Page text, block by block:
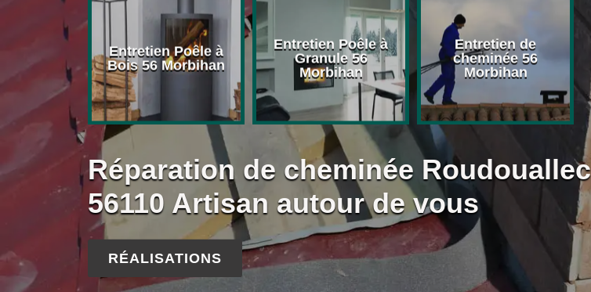
Entretien Poêle à
Bois 56 Morbihan
Entretien Poêle à
Granule 56
Morbihan
Entretien de
cheminée 56
Morbihan
Réparation de cheminée Roudouallec
56110 Artisan autour de vous
RÉALISATIONS